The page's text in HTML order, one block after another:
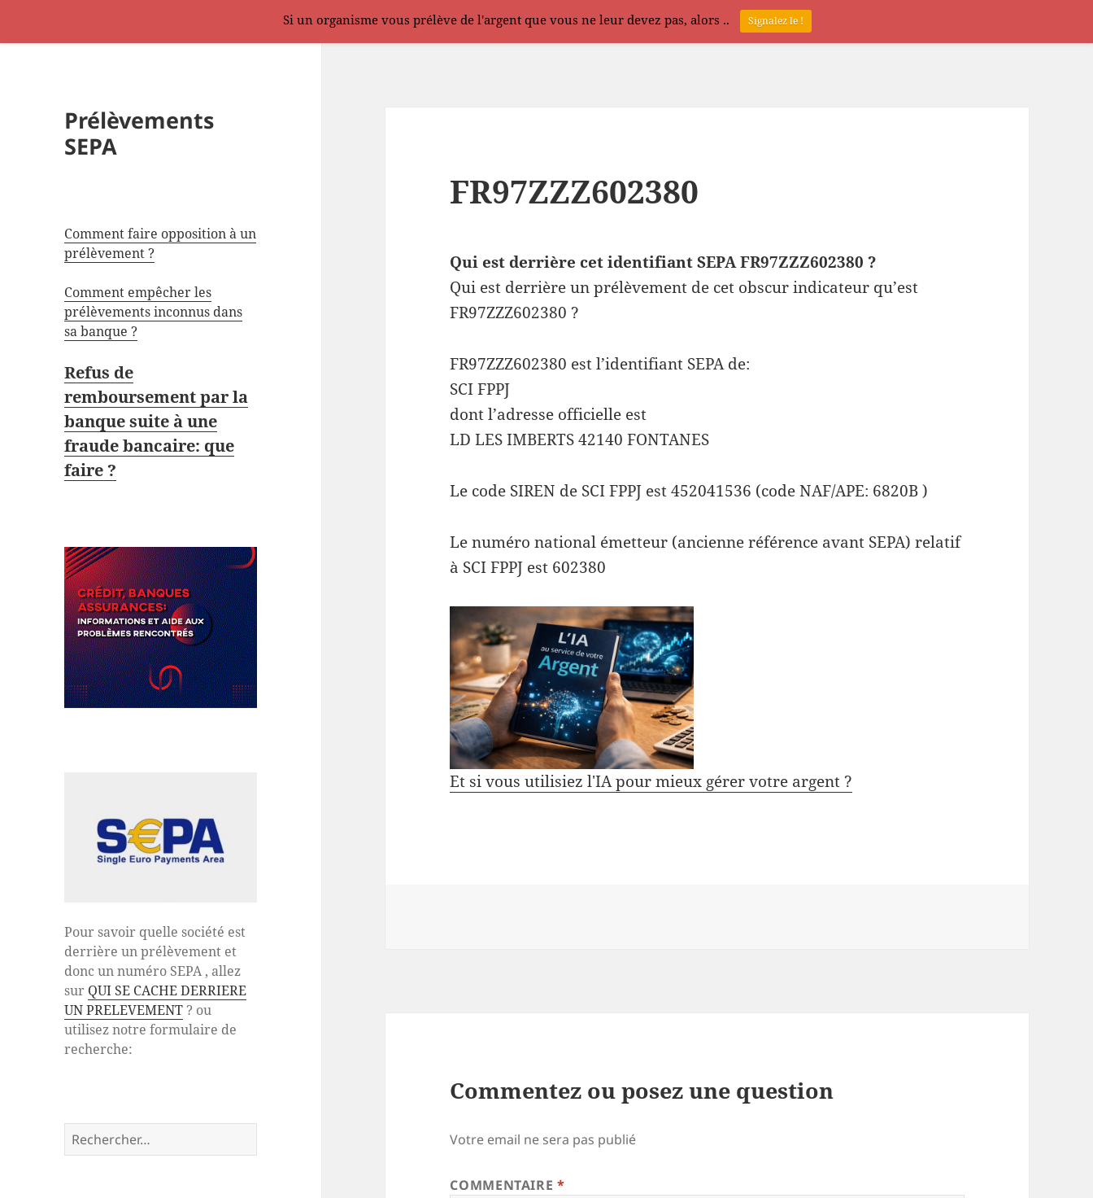
Prélèvements
SEPA
Comment faire opposition à un
prélèvement ?
Comment empêcher les
prélèvements inconnus dans
sa banque ?
Refus de
remboursement par la
banque suite à une
fraude bancaire: que
faire ?
Pour savoir quelle société est
derrière un prélèvement et
donc un numéro SEPA , allez
sur QUI SE CACHE DERRIERE
UN PRELEVEMENT? ou
utilisez notre formulaire de
recherche:
Rechercher :
FR97ZZZ602380
Qui est derrière cet identifiant SEPA FR97ZZZ602380 ?
Qui est derrière un prélèvement de cet obscur indicateur qu’est
FR97ZZZ602380 ?
FR97ZZZ602380 est l’identifiant SEPA de:
SCI FPPJ
dont l’adresse officielle est
LD LES IMBERTS 42140 FONTANES
Le code SIREN de SCI FPPJ est 452041536 (code NAF/APE: 6820B )
Le numéro national émetteur (ancienne référence avant SEPA) relatif
à SCI FPPJ est 602380
Et si vous utilisiez l'IA pour mieux gérer votre argent ?
Commentez ou posez une question
Votre email ne sera pas publié
COMMENTAIRE*
Si un organisme vous prélève de l'argent que vous ne leur devez pas, alors .. Signalez le !